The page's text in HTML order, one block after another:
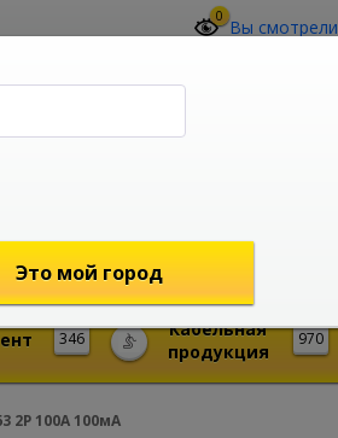
0 Вы смотрели
346 970
Кабельная
продукция
2Р 100А 100мА
Это мой город